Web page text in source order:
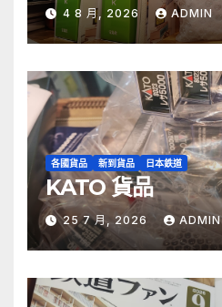
4 8 月, 2026 ADMIN
各國貨品 新到貨品 日本鉄道
KATO 貨品
25 7 月, 2026 ADMIN